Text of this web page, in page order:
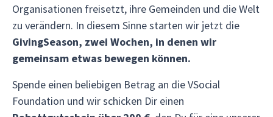
Organisationen freisetzt, ihre Gemeinden und die Welt
zu verändern. In diesem Sinne starten wir jetzt die
GivingSeason, zwei Wochen, in denen wir
gemeinsam etwas bewegen können.
Spende einen beliebigen Betrag an die VSocial
Foundation und wir schicken Dir einen